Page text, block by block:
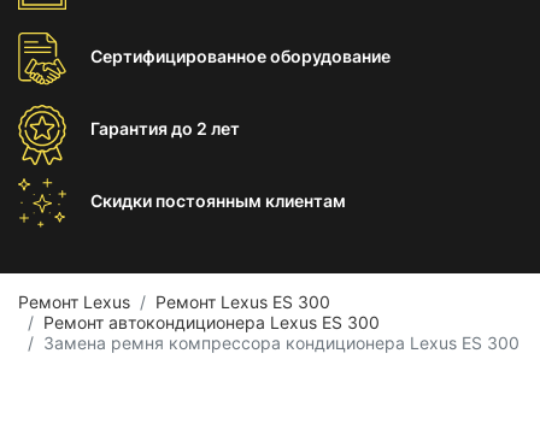
Сертифицированноеоборудование
Гарантиядо 2 лет
Скидки постоянным клиентам
Ремонт Lexus
Ремонт Lexus ES 300
Ремонт автокондиционера Lexus ES 300
Замена ремня компрессора кондиционера Lexus ES 300